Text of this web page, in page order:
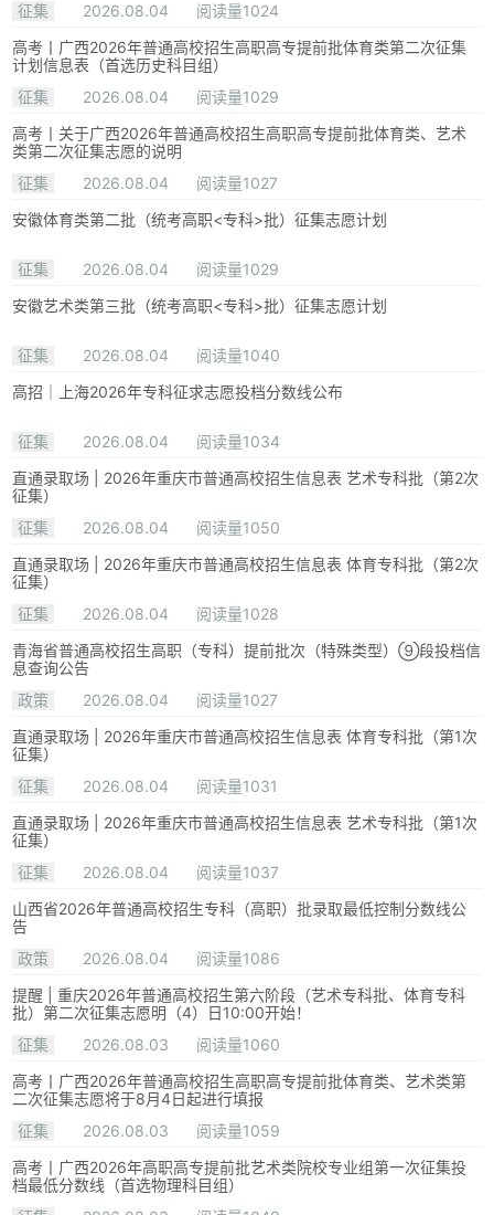
征集
2026.08.04
阅读量1024
高考丨广西2026年普通高校招生高职高专提前批体育类第二次征集
计划信息表（首选历史科目组）
征集
2026.08.04
阅读量1029
高考丨关于广西2026年普通高校招生高职高专提前批体育类、艺术
类第二次征集志愿的说明
征集
2026.08.04
阅读量1027
安徽体育类第二批（统考高职<专科>批）征集志愿计划
征集 2026.08.04
阅读量1029
安徽艺术类第三批（统考高职<专科>批）征集志愿计划
征集 2026.08.04
阅读量1040
高招｜上海2026年专科征求志愿投档分数线公布
征集 2026.08.04
阅读量1034
直通录取场 | 2026年重庆市普通高校招生信息表 艺术专科批（第2次
征集）
征集
2026.08.04
阅读量1050
直通录取场 | 2026年重庆市普通高校招生信息表 体育专科批（第2次
征集）
征集
2026.08.04
阅读量1028
青海省普通高校招生高职（专科）提前批次（特殊类型）⑨段投档信
息查询公告
政策
2026.08.04
阅读量1027
直通录取场 | 2026年重庆市普通高校招生信息表 体育专科批（第1次
征集）
征集
2026.08.04
阅读量1031
直通录取场 | 2026年重庆市普通高校招生信息表 艺术专科批（第1次
征集）
征集
2026.08.04
阅读量1037
山西省2026年普通高校招生专科（高职）批录取最低控制分数线公
告
政策
2026.08.04
阅读量1086
提醒 | 重庆2026年普通高校招生第六阶段（艺术专科批、体育专科
批）第二次征集志愿明（4）日10:00开始！
征集
2026.08.03
阅读量1060
高考丨广西2026年普通高校招生高职高专提前批体育类、艺术类第
二次征集志愿将于8月4日起进行填报
征集
2026.08.03
阅读量1059
高考丨广西2026年高职高专提前批艺术类院校专业组第一次征集投
档最低分数线（首选物理科目组）